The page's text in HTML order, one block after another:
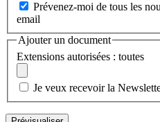
Prévenez-moi de tous les
email
Ajouter un document
Extensions autorisées : toutes
Je veux recevoir la